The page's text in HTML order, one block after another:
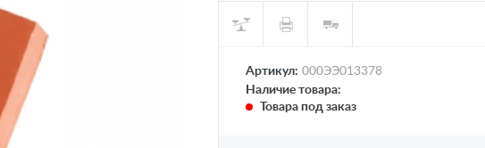
Артикул: 000ЭЭ013378
Наличие товара:
Товара под заказ